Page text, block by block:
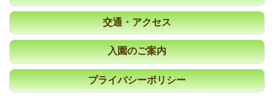
交通・アクセス
入園のご案内
プライバシーポリシー